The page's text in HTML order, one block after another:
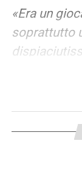
«Era un
soprattutto
Torino
abbiamo
estate,